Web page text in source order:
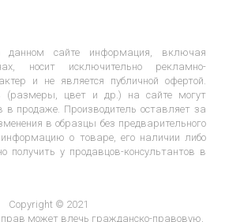
данном сайте информация, включая
носит исключительно рекламно-
и не является публичной офертой.
(размеры, цвет и др.) на сайте могут
в продаже. Производитель оставляет за
в образцы без предварительного
о товаре, его наличии либо
получить у продавцов-консультантов в
Copyright © 2021
может влечь гражданско-правовую,